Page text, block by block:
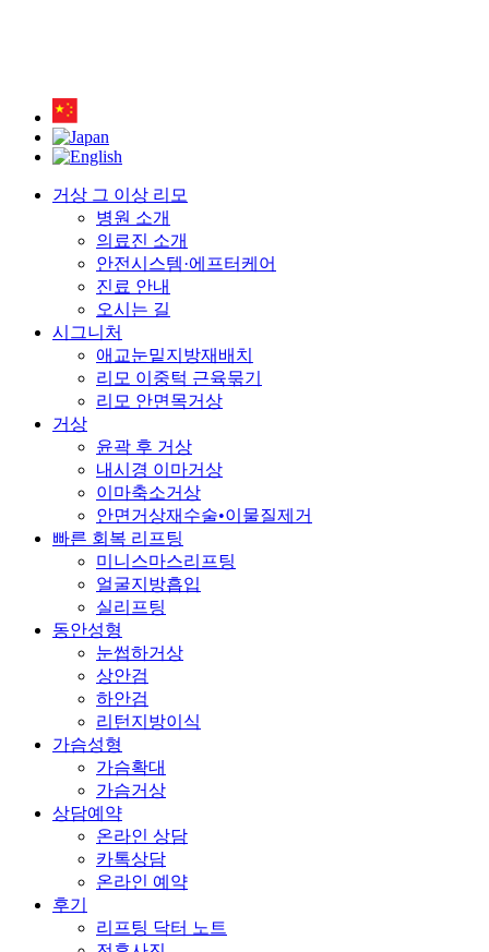
거상 그 이상 리모
병원 소개
의료진 소개
안전시스템·에프터케어
진료 안내
오시는 길
시그니처
애교눈밑지방재배치
리모 이중턱 근육묶기
리모 안면목거상
거상
윤곽 후 거상
내시경 이마거상
이마축소거상
안면거상재수술•이물질제거
빠른 회복 리프팅
미니스마스리프팅
얼굴지방흡입
실리프팅
동안성형
눈썹하거상
상안검
하안검
리턴지방이식
가슴성형
가슴확대
가슴거상
상담예약
온라인 상담
카톡상담
온라인 예약
후기
리프팅 닥터 노트